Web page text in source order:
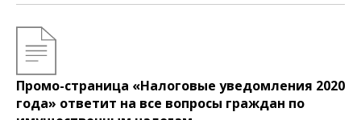
Промо-страница «Налоговые уведомления 2020
года» ответит на все вопросы граждан по